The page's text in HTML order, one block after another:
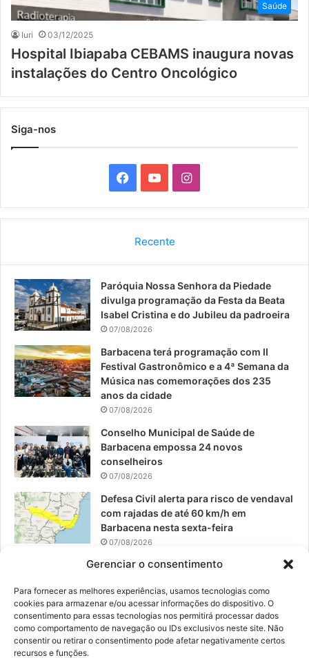
Gerenciar o consentimento
Para fornecer as melhores experiências, usamos tecnologias como
cookies para armazenar e/ou acessar informações do dispositivo. O
consentimento para essas tecnologias nos permitirá processar dados
como comportamento de navegação ou IDs exclusivos neste site. Não
consentir ou retirar o consentimento pode afetar negativamente certos
recursos e funções.
Saúde
Iuri 03/12/2025
Hospital Ibiapaba CEBAMS inaugura novas
instalações do Centro Oncológico
Siga-nos
a
b
o
k
o
u
b
I
n
a
g
a
Recente
Paróquia Nossa Senhora da Piedade
divulga programação da Festa da Beata
Isabel Cristina e do Jubileu da padroeira
07/08/2026
Barbacena terá programação com II
Festival Gastronômico e a 4ª Semana da
Música nas comemorações dos 235
anos da cidade
07/08/2026
Conselho Municipal de Saúde de
Barbacena empossa 24 novos
conselheiros
07/08/2026
Defesa Civil alerta para risco de vendaval
com rajadas de até 60 km/h em
Barbacena nesta sexta-feira
07/08/2026
EPCAR tem a melhor nota do IDEB no
06/08/2026